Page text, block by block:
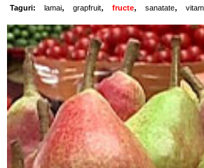
Taguri: lamai, grapfruit, fructe, sanatate,